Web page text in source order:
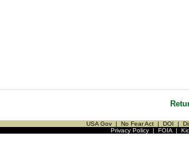
USA Gov | No Fear Act | DOI |
Privacy Policy| FOIA|